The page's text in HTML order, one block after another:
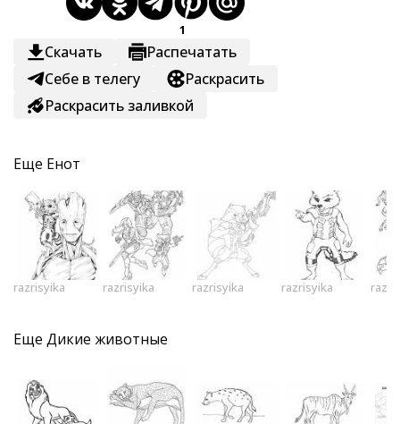
Скачать
1
Распечатать
Себе в телегу
Раскрасить
Раскрасить заливкой
Еще Енот
razrisyika razrisyika razrisyika razrisyika
Еще Дикие животные